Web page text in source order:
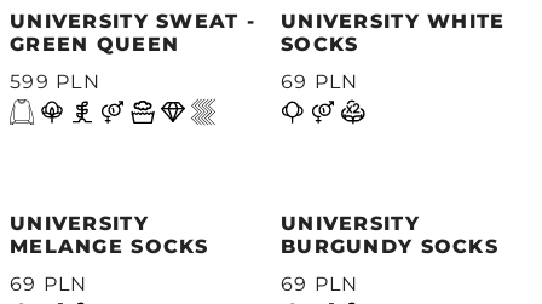
UNIVERSITY SWEAT -
GREEN QUEEN
599 PLN
UNIVERSITY WHITE
SOCKS
69 PLN
UNIVERSITY
MELANGE SOCKS
69 PLN
UNIVERSITY
BURGUNDY SOCKS
69 PLN